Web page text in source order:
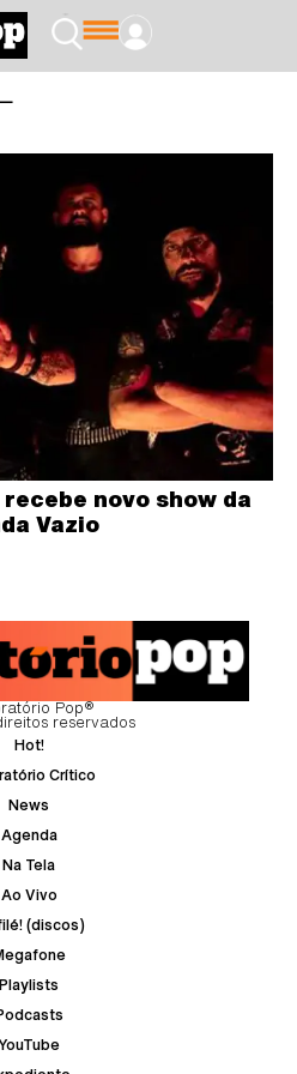
novo show da
Vazio
Pop®
reservados
Hot!
Crítico
News
Agenda
Na Tela
Ao Vivo
(discos)
Playlists